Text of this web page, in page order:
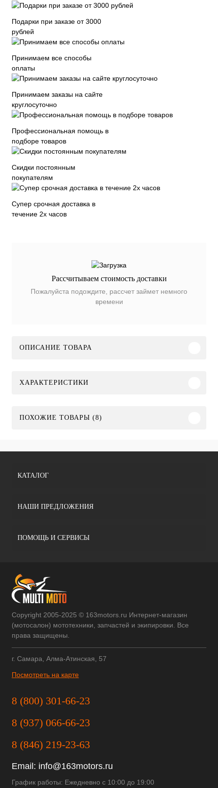
Подарки при заказе от 3000
рублей
Принимаем все способы
оплаты
Принимаем заказы на сайте
круглосуточно
Профессиональная помощь в
подборе товаров
Скидки постоянным
покупателям
Супер срочная доставка в
течение 2х часов
Рассчитываем стоимость доставки
Пожалуйста подождите, рассчет займет немного
времени
ОПИСАНИЕ ТОВАРА
ХАРАКТЕРИСТИКИ
ПОХОЖИЕ ТОВАРЫ (8)
КАТАЛОГ
НАШИ ПРЕДЛОЖЕНИЯ
ПОМОЩЬ И СЕРВИСЫ
Copyright 2005-2025 © 163motors.ru Интернет-магазин
(мотосалон) мототехники, запчастей и экипировки. Все
права защищены.
г. Самара, Алма-Атинская, 57
Посмотреть на карте
8 (800) 301-66-23
8 (937) 066-66-23
8 (846) 219-23-63
Email: info@163motors.ru
График работы: Ежедневно с 10:00 до 19:00